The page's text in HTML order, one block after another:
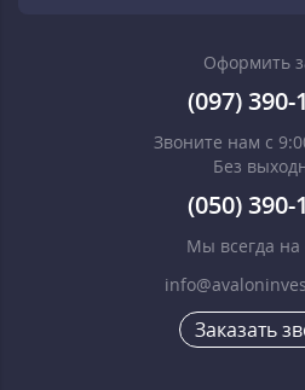
Оформить
(097) 390-
Звоните нам с
Без
(050) 390-
Мы всегда на
Заказать